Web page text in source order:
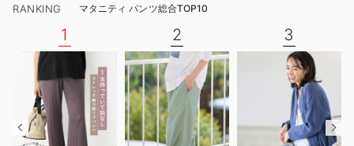
RANKING マタニティ パンツ総合TOP10
1 2 3